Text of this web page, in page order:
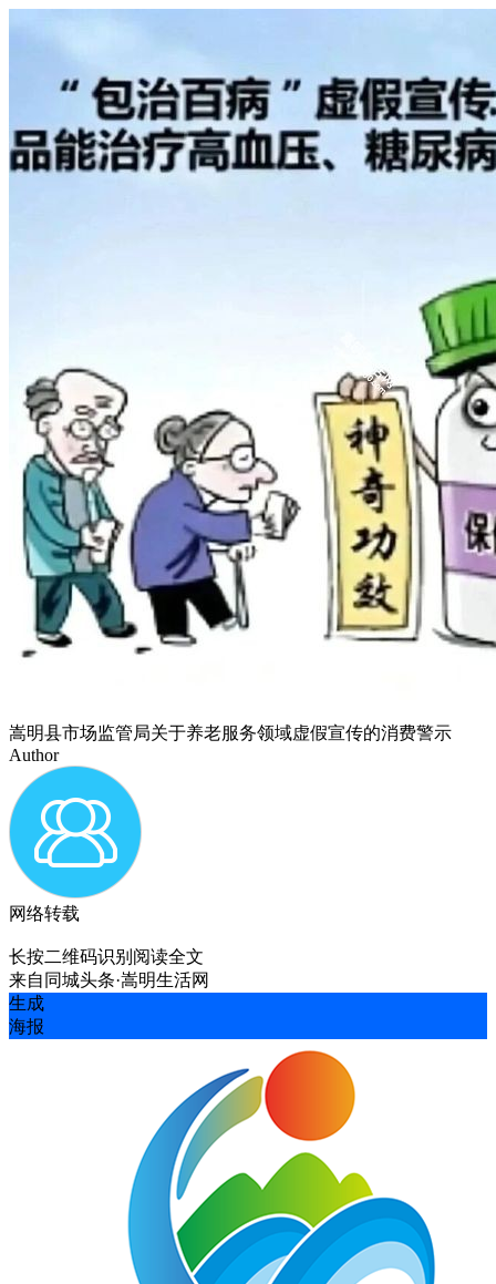
嵩明县市场监管局关于养老服务领域虚假宣传的消费警示
Author
网络转载
长按二维码识别阅读全文
来自 同城头条·嵩明生活网
生成
海报